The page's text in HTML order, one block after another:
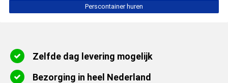
Perscontainer huren
Zelfde dag levering mogelijk
Bezorging in heel Nederland